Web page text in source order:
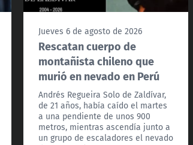
Jueves 6 de agosto de 2026
Rescatan cuerpo de
montañista chileno que
murió en nevado en Perú
Andrés Regueira Solo de Zaldívar,
de 21 años, había caído el martes
a una pendiente de unos 900
metros, mientras ascendía junto a
un grupo de escaladores el nevado